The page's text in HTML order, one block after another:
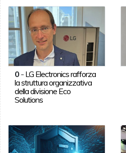
0- LG Electronics rafforza
la struttura organizzativa
della divisione Eco
Solutions